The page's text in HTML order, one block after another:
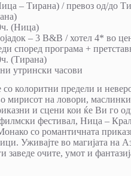
– Тирана) / превoз од/до
(Ница)
– 3 B&B / хотел 4* во
според програма +
(Тирана)
утрински часови
колоритни предели и
мирисот на ловори,
и сцени кои ќе Ви го
фестивал, Ница –
со романтичната
Уживајте во магијата на
заведе очите, умот и